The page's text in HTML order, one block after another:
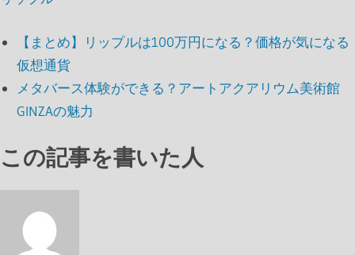
【まとめ】リップルは100万円になる？価格が気になる
仮想通貨
メタバース体験ができる？アートアクアリウム美術館
GINZAの魅力
この記事を書いた人